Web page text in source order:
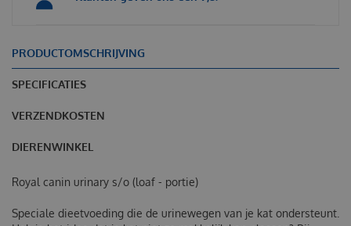
PRODUCTOMSCHRIJVING
SPECIFICATIES
VERZENDKOSTEN
DIERENWINKEL
Royal canin urinary s/o (loaf - portie)
Speciale dieetvoeding die de urinewegen van je kat ondersteunt.